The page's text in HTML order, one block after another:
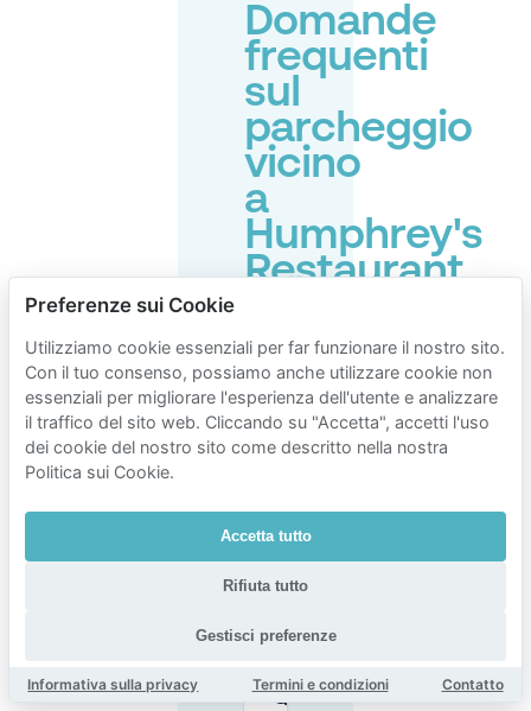
Domande
frequenti
sul
parcheggio
vicino
a
Humphrey's
Restaurant
Binnenrotte
C’è
parcheggio
in strada
vicino al
su
(zona 11)?
Quando il
Preferenze sui Cookie
Utilizziamo cookie essenziali per far funzionare il nostro sito.
Con il tuo consenso, possiamo anche utilizzare cookie non
essenziali per migliorare l'esperienza dell'utente e analizzare
il traffico del sito web. Cliccando su "Accetta", accetti l'uso
dei cookie del nostro sito come descritto nella nostra
Politica sui Cookie.
Accetta tutto
Rifiuta tutto
Gestisci preferenze
Informativa sulla privacy Termini e condizioni Contatto